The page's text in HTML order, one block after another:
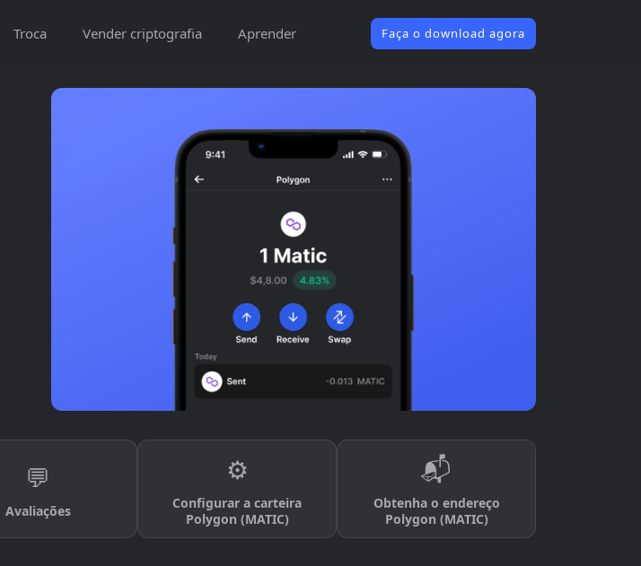
Troca Vender criptografia Aprender Faça o download agora
💬
Avaliações
⚙️
Configurar a carteira
Polygon (MATIC)
📬
Obtenha o endereço
Polygon (MATIC)